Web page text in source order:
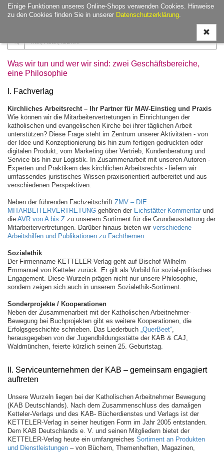
Einige Funktionen unseres Online-Shops verwenden Cookies. Hinweise
zu den Cookies finden Sie in unserer Datenschutzerklärung.
ein-/
Was wir tun und wer wir sind: zwei Geschäftsbereiche,
eine Philosophie
I. Fachverlag
Kirchliches Arbeitsrecht – Ihr Partner für MAV-Einstieg und Praxis
Wie können wir die Mitarbeitervertretungen in Einrichtungen der
katholischen und evangelischen Kirche bei ihrer täglichen Arbeit
unterstützen? Diese Frage steht im Zentrum unserer Aktivitäten - von
der Idee und Konzeptionierung bis hin zum fertigen gedruckten oder
digitalen Produkt, vom Marketing über Vertrieb, Kundenberatung und
Service bis hin zur Logistik. In Zusammenarbeit mit unseren Autoren -
Experten und Praktikern des kirchlichen Arbeitsrechts - liefern wir
umfassendes juristisches Wissen praxisorientiert aufbereitet und aus
verschiedenen Perspektiven.
Neben der führenden Fachzeitschrift ZMV – DIE
MITARBEITERVERTRETUNG gehören der Eichstätter Kommentar und
die AVR von A bis Z zu unserem Sortiment für die Grundausstattung der
Mitarbeitervertretungen. Darüber hinaus bieten wir verschiedene
Arbeitshilfen und Publikationen zu Fachthemen.
Sozialethik
Der Firmenname KETTELER-Verlag geht auf Bischof Wilhelm
Emmanuel von Ketteler zurück. Er gilt als Vorbild für sozial-politisches
Engagement. Diese Wurzeln prägen nicht nur unsere Philosophie,
sondern zeigen sich auch in unserem Sozialethik-Sortiment.
Sonderprojekte / Kooperationen
Neben der Zusammenarbeit mit der Katholischen Arbeitnehmer-
Bewegung bei Buchprojekten gibt es weitere Kooperationen, die
Erfolgsgeschichte schrieben. Das Liederbuch „QuerBeet“,
herausgegeben von der Jugendbildungsstätte der KAB & CAJ,
Waldmünchen, feierte kürzlich seinen 25. Geburtstag.
II. Serviceunternehmen der KAB – gemeinsam engagiert
auftreten
Unsere Wurzeln liegen bei der Katholischen Arbeitnehmer Bewegung
(KAB Deutschlands). Nach dem Zusammenschluss des damaligen
Ketteler-Verlags und des KAB- Bücherdienstes und Verlags ist der
KETTELER-Verlag in seiner heutigen Form im Jahr 2005 entstanden.
Dem KAB Deutschlands e. V. und seinen Mitgliedern bietet der
KETTELER-Verlag heute ein umfangreiches Sortiment an Produkten
und Dienstleistungen – von Büchern, Themenheften, Magazinen,